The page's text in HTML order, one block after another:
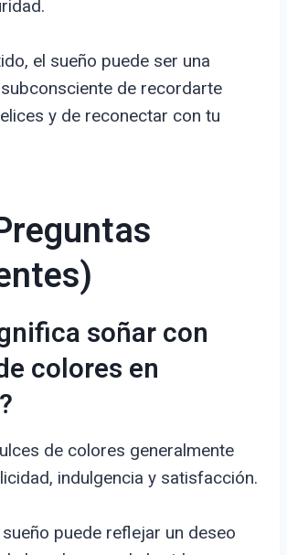
el sueño puede ser una
de recordarte
y de reconectar con tu
soñar con
colores en
de colores generalmente
indulgencia y satisfacción.
puede reflejar un deseo